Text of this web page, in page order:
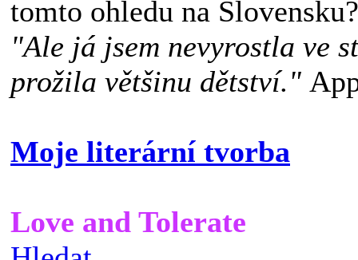
tomto ohledu na Slovensku?
"Ale já jsem nevyrostla ve
prožila většinu dětství."
Moje literární tvorba
Love and Tolerate